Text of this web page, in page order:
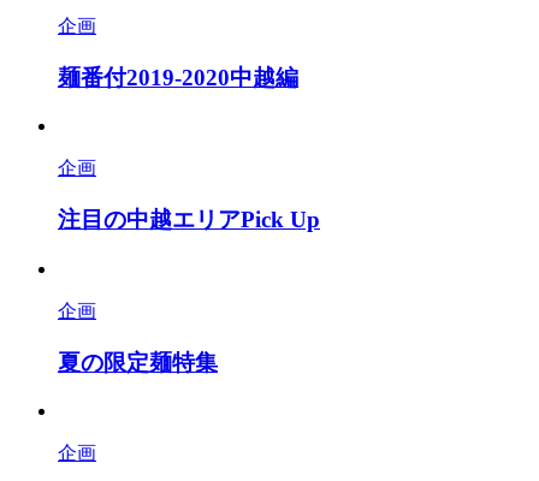
企画
麺番付2019-2020中越編
企画
注目の中越エリアPick Up
企画
夏の限定麺特集
企画